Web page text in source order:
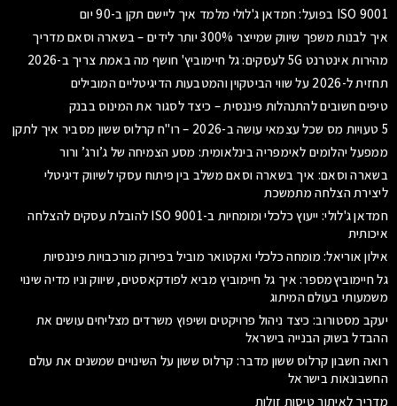
ISO 9001 בפועל: חמדאן ג'לולי מלמד איך ליישם תקן ב-90 יום
איך לבנות משפך שיווק שמייצר 300% יותר לידים – בשארה וסאם מדריך
מהירות אינטרנט 5G לעסקים: גל חיימוביץ' חושף מה באמת צריך ב-2026
תחזית ל-2026 על שווי הביטקוין והמטבעות הדיגיטליים המובילים
טיפים חשובים להתנהלות פיננסית – כיצד לסגור את המינוס בבנק
5 טעויות מס שכל עצמאי עושה ב-2026 – רו"ח קרלוס ששון מסביר איך לתקן
ממפעל יהלומים לאימפריה בינלאומית: מסע הצמיחה של ג’ורג’ ורור
בשארה וסאם: איך בשארה וסאם משלב בין פיתוח עסקי לשיווק דיגיטלי
ליצירת הצלחה מתמשכת
חמדאן ג'לולי: ייעוץ כלכלי ומומחיות ב-ISO 9001 להובלת עסקים להצלחה
איכותית
אילון אוריאל: מומחה כלכלי ואקטואר מוביל בפירוק מורכבויות פיננסיות
גל חיימוביץמספר: איך גל חיימוביץ מביא לפודקאסטים, שיווק וניו מדיה שינוי
משמעותי בעולם המיתוג
יעקב מסטורוב: כיצד ניהול פרויקטים ושיפוץ משרדים מצליחים עושים את
ההבדל בשוק הבנייה בישראל
רואה חשבון קרלוס ששון מדבר: קרלוס ששון על השינויים שמשנים את עולם
החשבונאות בישראל
מדריך לאיתור טיסות זולות